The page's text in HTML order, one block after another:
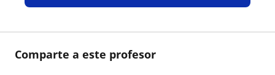
Comparte a este profesor